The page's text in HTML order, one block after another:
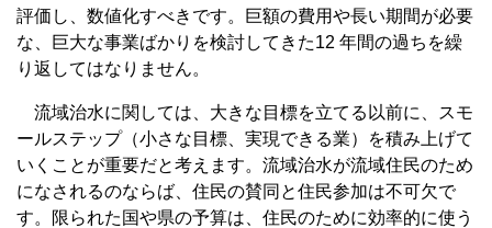
評価し、数値化すべきです。巨額の費用や長い期間が必要
な、巨大な事業ばかりを検討してきた12 年間の過ちを繰
り返してはなりません。
流域治水に関しては、大きな目標を立てる以前に、スモ
ールステップ（小さな目標、実現できる業）を積み上げて
いくことが重要だと考えます。流域治水が流域住民のため
になされるのならば、住民の賛同と住民参加は不可欠で
す。限られた国や県の予算は、住民のために効率的に使う